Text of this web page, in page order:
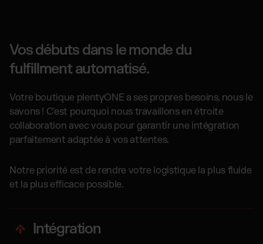
Vos débuts dans le monde du
fulfillment automatisé.
Votre boutique plentyONE a ses propres besoins, nous le
savons ! C'est pourquoi nous travaillons en étroite
collaboration avec vous pour garantir une intégration
parfaitement adaptée à vos attentes.
Notre priorité est de rendre votre logistique la plus fluide
et la plus efficace possible.
Intégration